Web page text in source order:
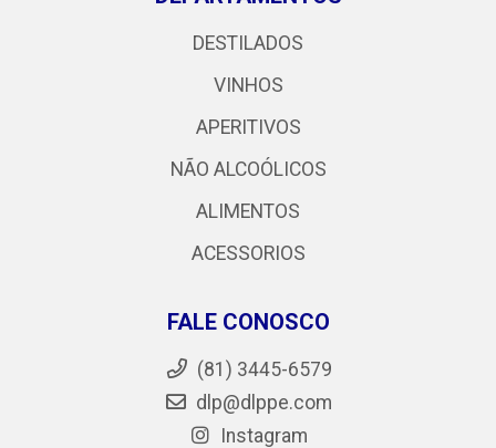
DESTILADOS
VINHOS
APERITIVOS
NÃO ALCOÓLICOS
ALIMENTOS
ACESSORIOS
FALE CONOSCO
(81) 3445-6579
dlp@dlppe.com
Instagram